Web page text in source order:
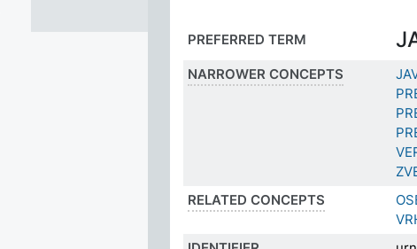
PREFERRED TERM
NARROWER CONCEPTS
RELATED CONCEPTS